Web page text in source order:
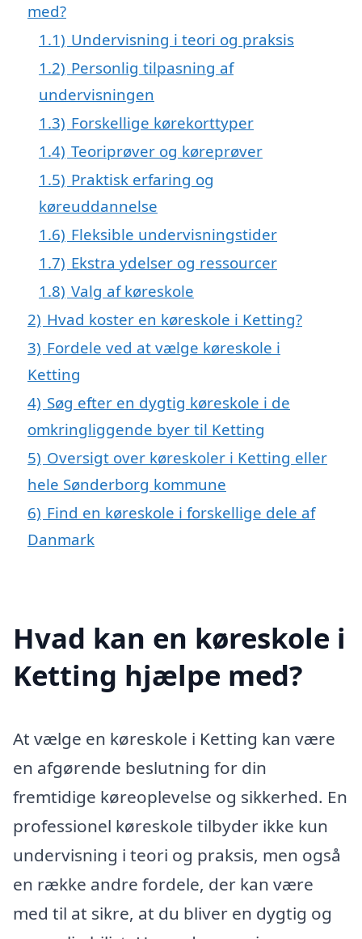
med?
1.1) Undervisning i teori og praksis
1.2) Personlig tilpasning af
undervisningen
1.3) Forskellige kørekorttyper
1.4) Teoriprøver og køreprøver
1.5) Praktisk erfaring og
køreuddannelse
1.6) Fleksible undervisningstider
1.7) Ekstra ydelser og ressourcer
1.8) Valg af køreskole
2) Hvad koster en køreskole i Ketting?
3) Fordele ved at vælge køreskole i
Ketting
4) Søg efter en dygtig køreskole i de
omkringliggende byer til Ketting
5) Oversigt over køreskoler i Ketting eller
hele Sønderborg kommune
6) Find en køreskole i forskellige dele af
Danmark
Hvad kan en køreskole i
Ketting hjælpe med?
At vælge en køreskole i Ketting kan være
en afgørende beslutning for din
fremtidige køreoplevelse og sikkerhed. En
professionel køreskole tilbyder ikke kun
undervisning i teori og praksis, men også
en række andre fordele, der kan være
med til at sikre, at du bliver en dygtig og